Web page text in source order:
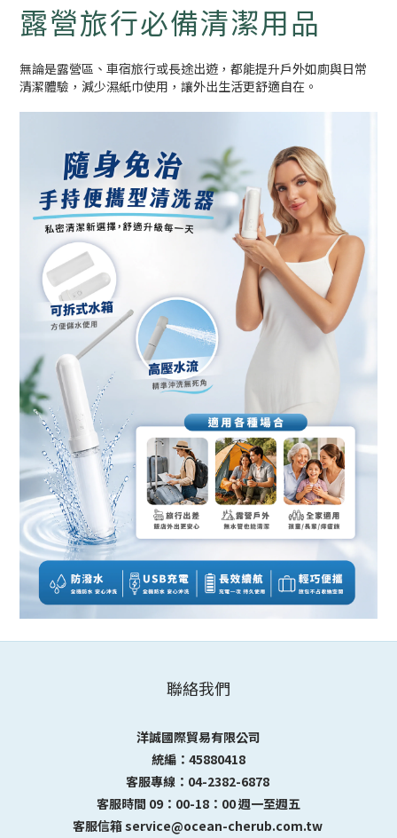
露營旅行必備清潔用品
無論是露營區、車宿旅行或長途出遊，都能提升戶外如廁與日常
清潔體驗，減少濕紙巾使用，讓外出生活更舒適自在。
聯絡我們
洋誠國際貿易有限公司
統編：45880418
客服專線：04-2382-6878
客服時間 09：00-18：00 週一至週五
客服信箱 service@ocean-cherub.com.tw